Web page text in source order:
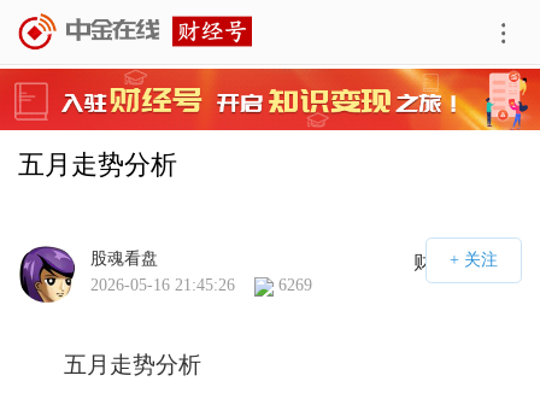
五月走势分析
财经号APP
股魂看盘
2026-05-16 21:45:26
6269
五月走势分析